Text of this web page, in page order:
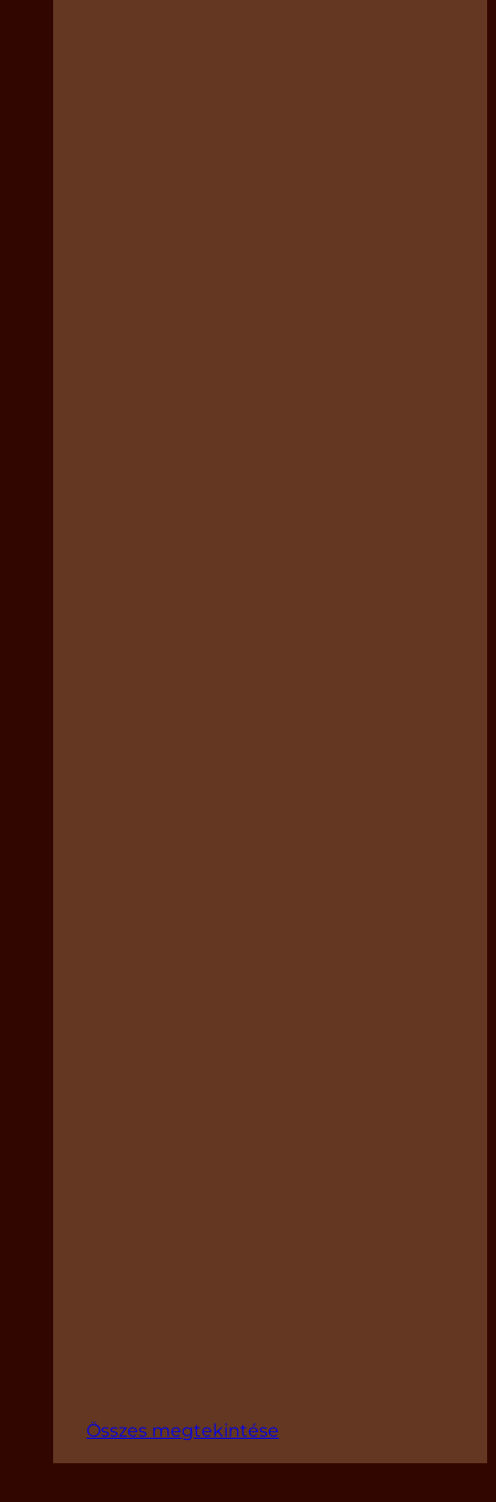
Összes megtekintése